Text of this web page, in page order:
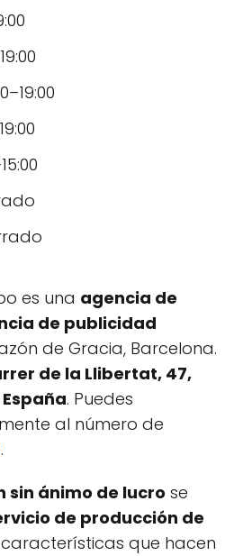
es una agencia de
de publicidad
de Gracia, Barcelona.
de la Llibertat, 47,
. Puedes
al número de
.
sin ánimo de lucro se
de producción de
características que hacen